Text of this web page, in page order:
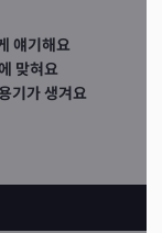
얘기해요
맞혀요
기가 생겨요